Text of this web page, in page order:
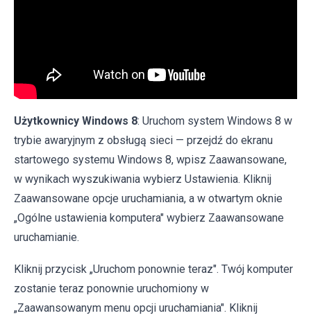
Użytkownicy Windows 8: Uruchom system Windows 8 w
trybie awaryjnym z obsługą sieci — przejdź do ekranu
startowego systemu Windows 8, wpisz Zaawansowane,
w wynikach wyszukiwania wybierz Ustawienia. Kliknij
Zaawansowane opcje uruchamiania, a w otwartym oknie
„Ogólne ustawienia komputera" wybierz Zaawansowane
uruchamianie.
Kliknij przycisk „Uruchom ponownie teraz". Twój komputer
zostanie teraz ponownie uruchomiony w
„Zaawansowanym menu opcji uruchamiania". Kliknij